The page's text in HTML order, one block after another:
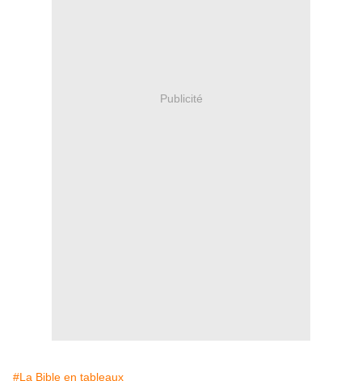
Publicité
#La Bible en tableaux